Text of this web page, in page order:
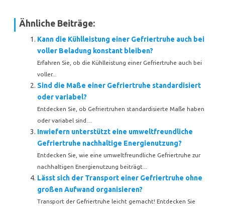
Ähnliche Beiträge:
Kann die Kühlleistung einer Gefriertruhe auch bei
voller Beladung konstant bleiben?
Erfahren Sie, ob die Kühlleistung einer Gefriertruhe auch bei
voller...
Sind die Maße einer Gefriertruhe standardisiert
oder variabel?
Entdecken Sie, ob Gefriertruhen standardisierte Maße haben
oder variabel sind....
Inwiefern unterstützt eine umweltfreundliche
Gefriertruhe nachhaltige Energienutzung?
Entdecken Sie, wie eine umweltfreundliche Gefriertruhe zur
nachhaltigen Energienutzung beiträgt...
Lässt sich der Transport einer Gefriertruhe ohne
großen Aufwand organisieren?
Transport der Gefriertruhe leicht gemacht! Entdecken Sie